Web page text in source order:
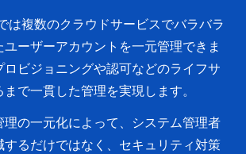
は複数のクラウドサービスでバラバラ
ーザーアカウントを一元管理できま
ビジョニングや認可などのライフサ
で一貫した管理を実現します。
の一元化によって、システム管理者
るだけではなく、セキュリティ対策